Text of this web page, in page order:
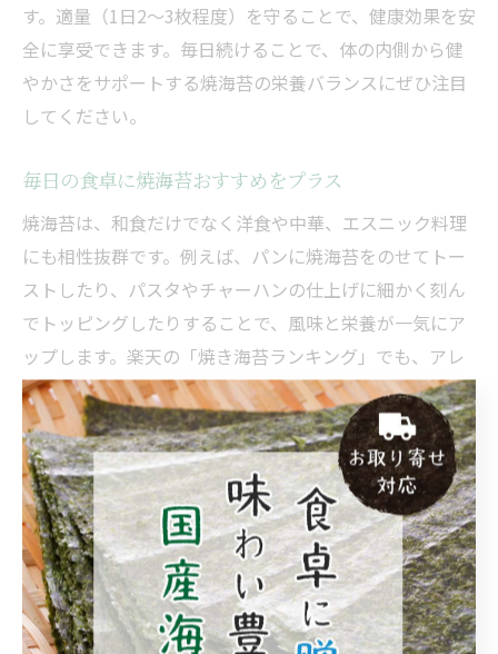
す。適量（1日2～3枚程度）を守ることで、健康効果を安
全に享受できます。毎日続けることで、体の内側から健
やかさをサポートする焼海苔の栄養バランスにぜひ注目
してください。
毎日の食卓に焼海苔おすすめをプラス
焼海苔は、和食だけでなく洋食や中華、エスニック料理
にも相性抜群です。例えば、パンに焼海苔をのせてトー
ストしたり、パスタやチャーハンの仕上げに細かく刻ん
でトッピングしたりすることで、風味と栄養が一気にア
ップします。楽天の「焼き海苔ランキング」でも、アレ
ンジレシピが多数紹介されています。
また、焼海苔を使ったおにぎりや手巻き寿司は、子ども
から大人まで人気の定番メニューです。家族や友人と一
緒に作ることで、食卓がさらに楽しくなります。忙しい
朝でも、焼海苔を一枚添えるだけで、手軽に栄養補給と
味の変化を楽しめるのが魅力です。
焼海苔を毎日の食卓にプラスする際は、湿気を避けて密
閉容器で保存することが大切です。しけってしまった場